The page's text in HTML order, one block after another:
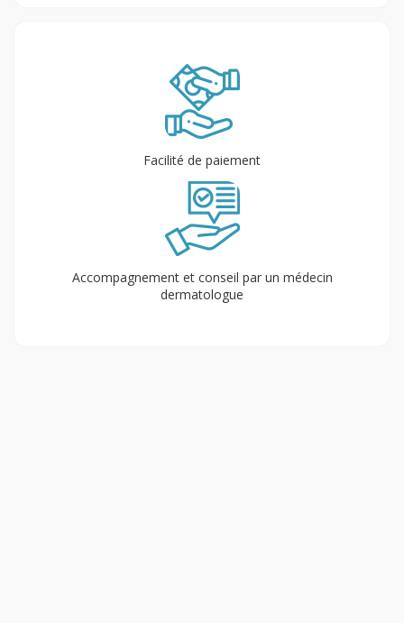
Facilité de paiement
Accompagnement et conseil par un médecin
dermatologue